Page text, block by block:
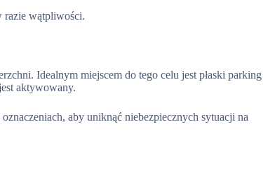
razie wątpliwości.
Idealnym miejscem do tego celu jest płaski parking
aktywowany.
aby uniknąć niebezpiecznych sytuacji na